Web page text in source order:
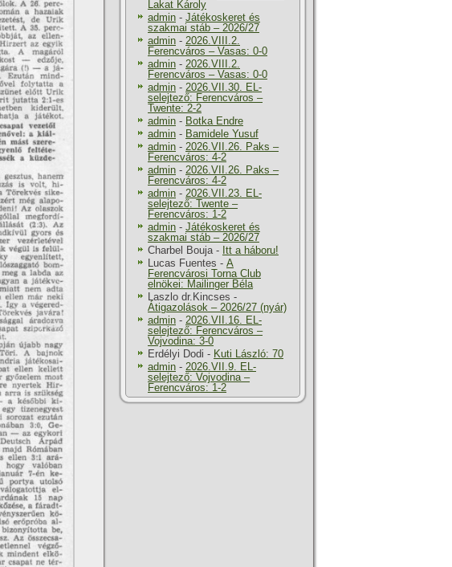
Lakat Károly
admin - Játékoskeret és
szakmai stáb – 2026/27
admin - 2026.VIII.2.
Ferencváros – Vasas: 0-0
admin - 2026.VIII.2.
Ferencváros – Vasas: 0-0
admin - 2026.VII.30. EL-
selejtező: Ferencváros –
Twente: 2-2
admin - Botka Endre
admin - Bamidele Yusuf
admin - 2026.VII.26. Paks –
Ferencváros: 4-2
admin - 2026.VII.26. Paks –
Ferencváros: 4-2
admin - 2026.VII.23. EL-
selejtező: Twente –
Ferencváros: 1-2
admin - Játékoskeret és
szakmai stáb – 2026/27
Charbel Bouja- Itt a háboru!
Lucas Fuentes - A
Ferencvárosi Torna Club
elnökei: Mailinger Béla
Laszlo dr.Kincses -
Átigazolások – 2026/27 (nyár)
admin - 2026.VII.16. EL-
selejtező: Ferencváros –
Vojvodina: 3-0
Erdélyi Dodi - Kuti László: 70
admin - 2026.VII.9. EL-
selejtező: Vojvodina –
Ferencváros: 1-2